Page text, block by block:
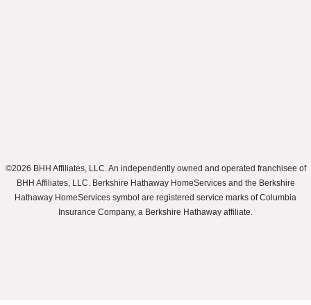
©2026 BHH Affiliates, LLC. An independently owned and operated franchisee of
BHH Affiliates, LLC. Berkshire Hathaway HomeServices and the Berkshire
Hathaway HomeServices symbol are registered service marks of Columbia
Insurance Company, a Berkshire Hathaway affiliate.